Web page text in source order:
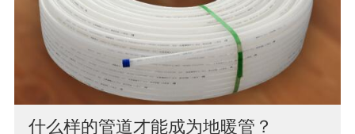
什么样的管道才能成为地暖管？